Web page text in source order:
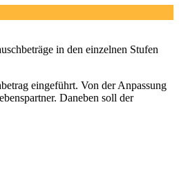
in den einzelnen Stufen
eingeführt. Von der Anpassung
Daneben soll der